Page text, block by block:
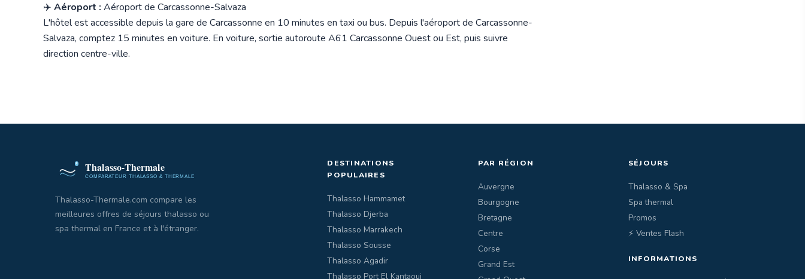
✈️ Aéroport : Aéroport de Carcassonne-Salvaza
L'hôtel est accessible depuis la gare de Carcassonne en 10 minutes en taxi ou bus. Depuis l'aéroport de Carcassonne-
Salvaza, comptez 15 minutes en voiture. En voiture, sortie autoroute A61 Carcassonne Ouest ou Est, puis suivre
direction centre-ville.
Thalasso-Thermale.com compare les
meilleures offres de séjours thalasso ou
spa thermal en France et à l'étranger.
DESTINATIONS
POPULAIRES
Thalasso Hammamet
Thalasso Djerba
Thalasso Marrakech
Thalasso Sousse
Thalasso Agadir
Thalasso Port El Kantaoui
PAR RÉGION
Auvergne
Bourgogne
Bretagne
Centre
Corse
Grand Est
SÉJOURS
Thalasso & Spa
Spa thermal
Promos
⚡ Ventes Flash
INFORMATIONS